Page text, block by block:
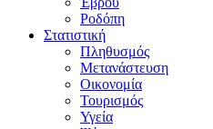
Ροδόπη
Στατιστική
Πληθυσμός
Μετανάστευση
Οικονομία
Τουρισμός
Υγεία